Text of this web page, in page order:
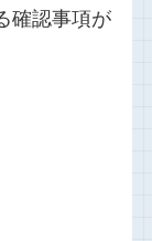
確認事項が